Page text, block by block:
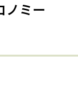
ノミー